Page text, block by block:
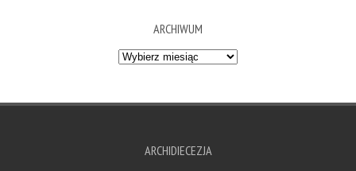
ARCHIWUM
Archiwum
ARCHIDIECEZJA